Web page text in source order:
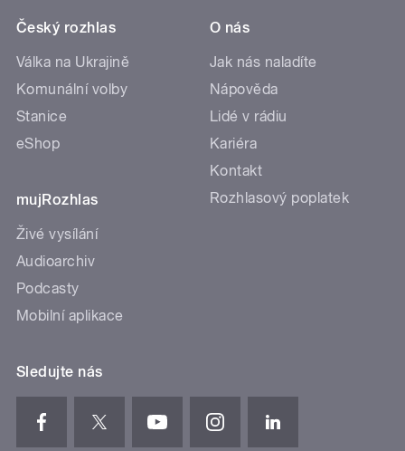
Český rozhlas
Válka na Ukrajině
Komunální volby
Stanice
eShop
mujRozhlas
Živé vysílání
Audioarchiv
Podcasty
Mobilní aplikace
O nás
Jak nás naladíte
Nápověda
Lidé v rádiu
Kariéra
Kontakt
Rozhlasový poplatek
Sledujte nás